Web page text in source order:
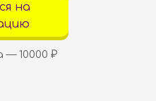
на
— 10000 ₽